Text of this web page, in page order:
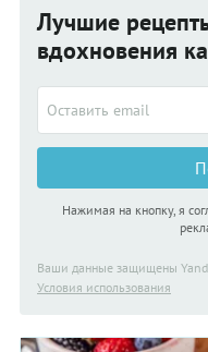
Лучшие
вдохновения
Нажимая на кнопку, я
Ваши данные защищены
Условия использования